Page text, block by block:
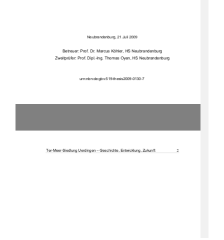
Neubrandenburg, 21.Juli 2009
Betreuer: Prof. Dr. Marcus Köhler, HS Neubrandenburg
Zweitprüfer: Prof. Dipl.-Ing. Thomas Oyen, HS Neubrandenburg
urn:nbn:de:gbv:519-thesis2009-0130-7
Ter-Meer-Siedlung Uerdingen – Geschichte, Entwicklung, Zukunft 2